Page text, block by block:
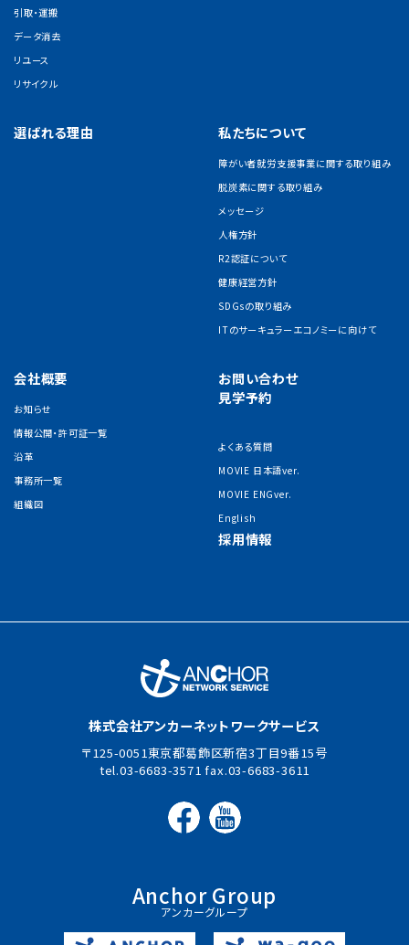
引取・運搬
データ消去
リユース
リサイクル
選ばれる理由 私たちについて
障がい者就労支援事業に関する取り組み
脱炭素に関する取り組み
メッセージ
人権方針
R2認証について
健康経営方針
SDGsの取り組み
ITのサーキュラーエコノミーに向けて
会社概要
お知らせ
情報公開・許可証一覧
沿革
事務所一覧
組織図
お問い合わせ
見学予約
よくある質問
MOVIE 日本語ver.
MOVIE ENGver.
English
採用情報
株式会社アンカーネットワークサービス
125-0051東京都葛飾区新宿3丁目9番15号
03-6683-3571
03-6683-3611
Anchor Group
アンカーグループ